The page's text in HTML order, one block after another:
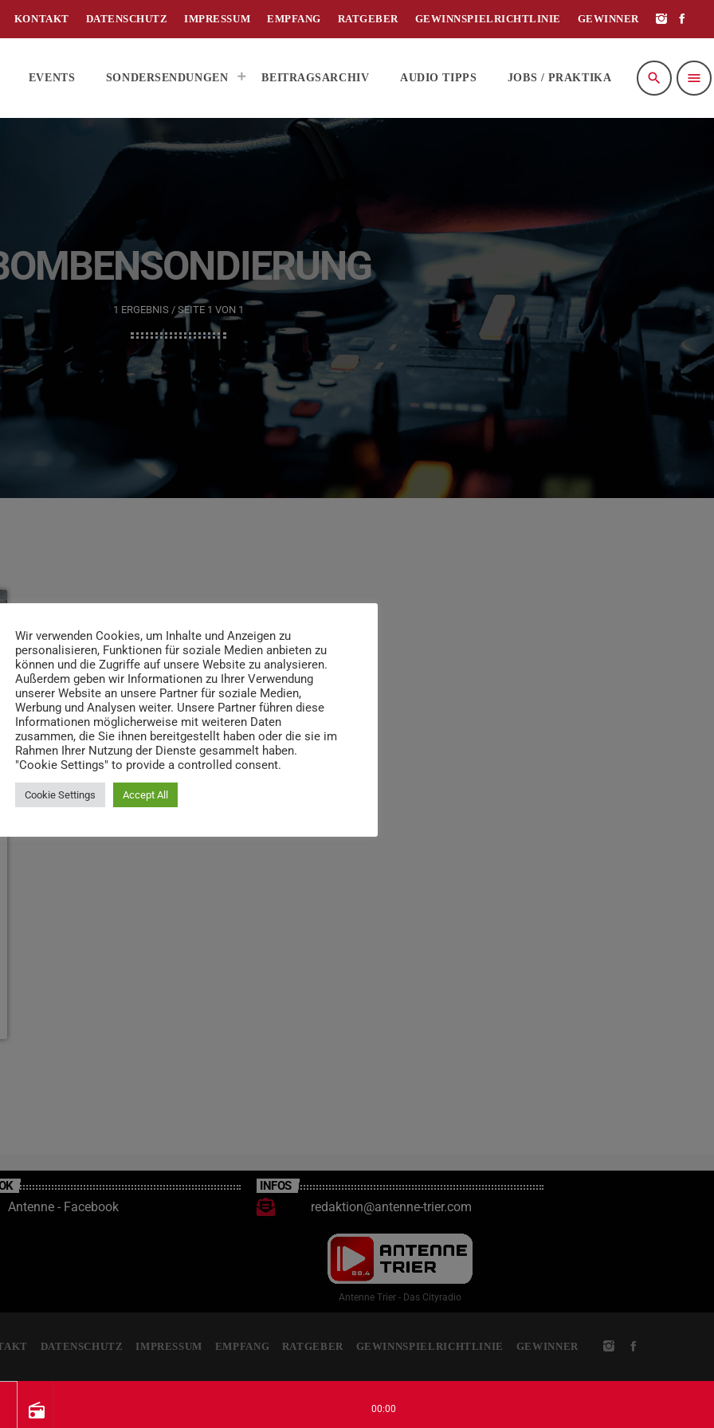
radio 00:00
KONTAKT DATENSCHUTZ IMPRESSUM EMPFANG RATGEBER GEWINNSPIELRICHTLINIE GEWINNER
EVENTS SONDERSENDUNGEN BEITRAGSARCHIV AUDIO TIPPS JOBS / PRAKTIKA search menu
1 ERGEBNIS / SEITE 1 VON 1
Antenne - Facebook
INFOS
redaktion@antenne-trier.com
Antenne Trier - Das Cityradio
DATENSCHUTZ IMPRESSUM EMPFANG RATGEBER GEWINNSPIELRICHTLINIE GEWINNER
Wir verwenden Cookies, um Inhalte und Anzeigen zu
personalisieren, Funktionen für soziale Medien anbieten zu
können und die Zugriffe auf unsere Website zu analysieren.
Außerdem geben wir Informationen zu Ihrer Verwendung
unserer Website an unsere Partner für soziale Medien,
Werbung und Analysen weiter. Unsere Partner führen diese
Informationen möglicherweise mit weiteren Daten
zusammen, die Sie ihnen bereitgestellt haben oder die sie im
Rahmen Ihrer Nutzung der Dienste gesammelt haben.
"Cookie Settings" to provide a controlled consent.
Cookie Settings Accept All